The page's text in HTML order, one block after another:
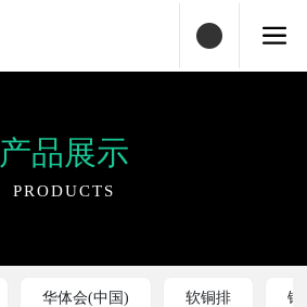
产品展示
PRODUCTS
华体会(中国) 软铜排 铜